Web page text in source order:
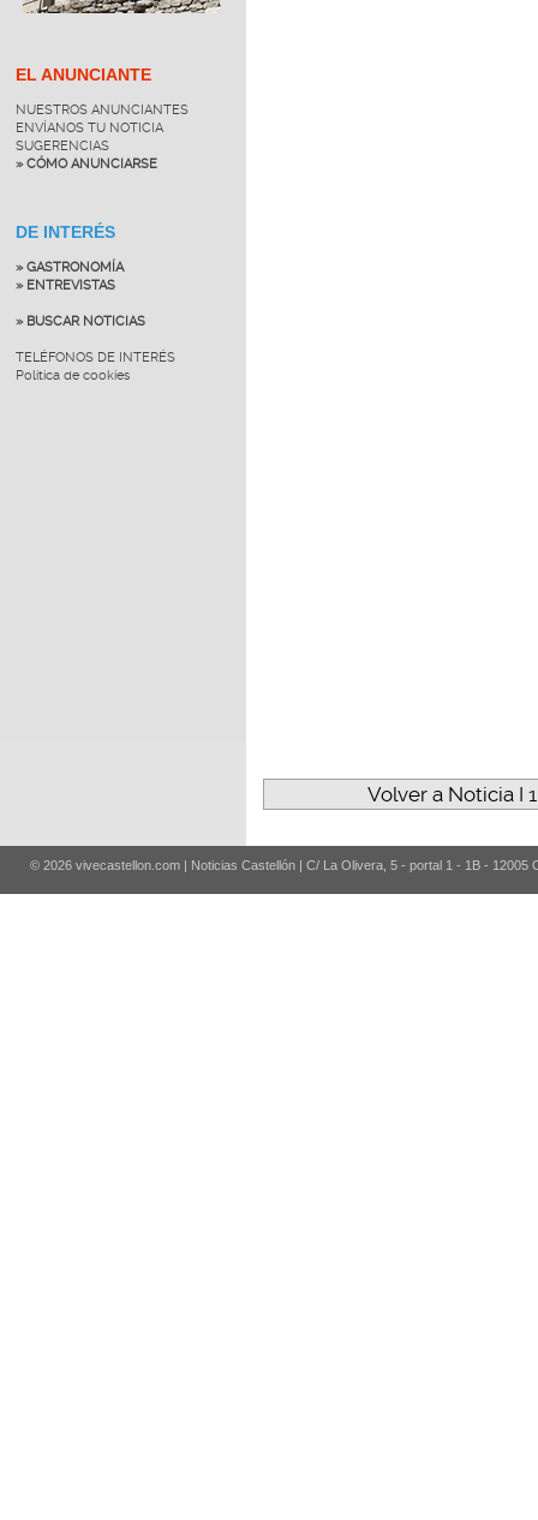
EL ANUNCIANTE
NUESTROS ANUNCIANTES
ENVÍANOS TU NOTICIA
SUGERENCIAS
» CÓMO ANUNCIARSE
DE INTERÉS
» GASTRONOMÍA
» ENTREVISTAS
» BUSCAR NOTICIAS
TELÉFONOS DE INTERÉS
Política de cookies
Volver a Noticia I
© 2026 vivecastellon.com | Noticias Castellón | C/ La Olivera, 5 - portal 1 - 1B - 12005